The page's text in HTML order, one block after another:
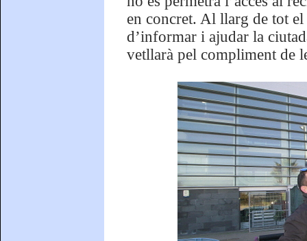
en concret. Al llarg de tot el
d’informar i ajudar la
vetllarà pel compliment de